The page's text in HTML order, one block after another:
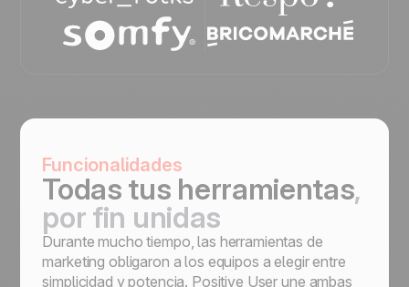
Funcionalidades
Todas tus herramientas,
por fin unidas
Durante mucho tiempo, las herramientas de
marketing obligaron a los equipos a elegir entre
simplicidad y potencia. Positive User une ambas